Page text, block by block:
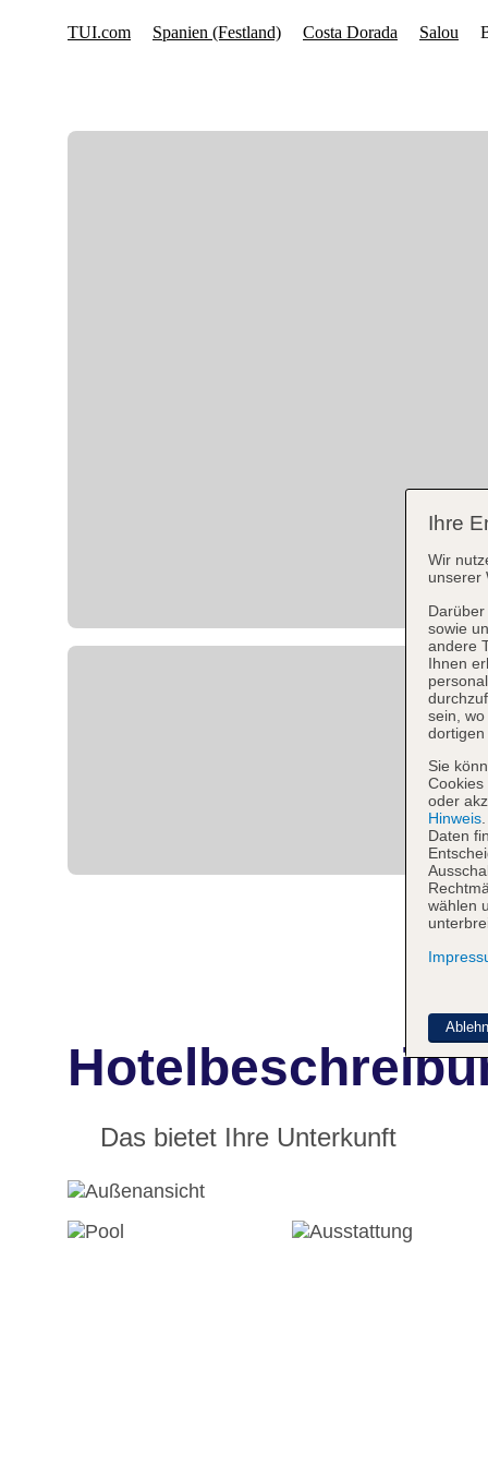
Das bietet Ihre Unterkunft
Ihre
Wir
unserer
sowie
andere
Ihnen
sein,
dortigen
Sie
Cookies
oder
Hinweis
Daten
wählen